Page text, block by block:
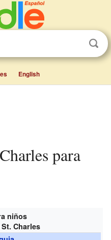
English
niños
Charles